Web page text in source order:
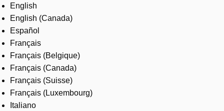
Careers
English
English (Canada)
Español
Français
Français (Belgique)
Français (Canada)
Français (Suisse)
Français (Luxembourg)
Italiano